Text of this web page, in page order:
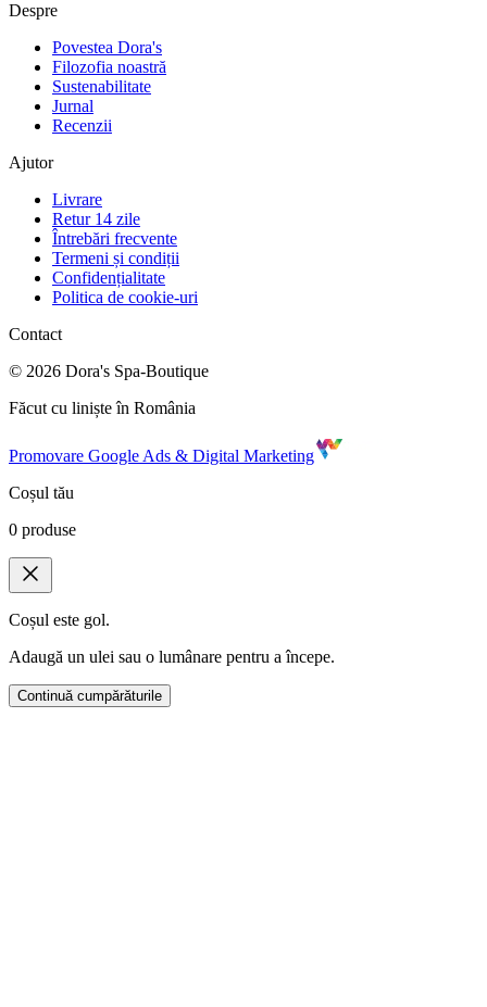
Despre
Povestea Dora's
Filozofia noastră
Sustenabilitate
Jurnal
Recenzii
Ajutor
Livrare
Retur 14 zile
Întrebări frecvente
Termeni și condiții
Confidențialitate
Politica de cookie-uri
Contact
© 2026 Dora's Spa-Boutique
Făcut cu liniște în România
Promovare Google Ads & Digital Marketing
Coșul tău
0 produse
Coșul este gol.
Adaugă un ulei sau o lumânare pentru a începe.
Continuă cumpărăturile